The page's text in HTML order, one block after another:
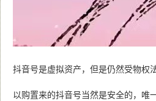
抖音号是虚拟资产，但是仍然受物权
以购置来的抖音号当然是安全的，唯